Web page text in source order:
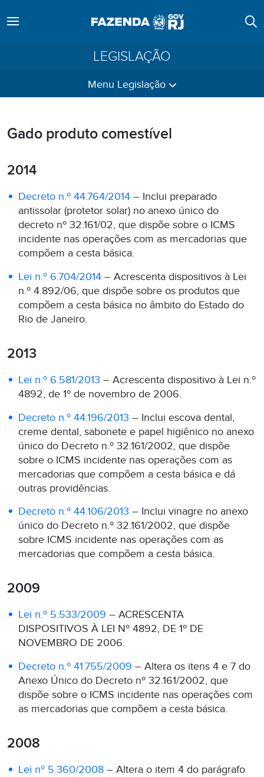
LEGISLAÇÃO
Menu Legislação
Gado produto comestível
2014
Decreto n.º 44.764/2014 – Inclui preparado
antissolar (protetor solar) no anexo único do
decreto nº 32.161/02, que dispõe sobre o ICMS
incidente nas operações com as mercadorias que
compõem a cesta básica.
Lei n.º 6.704/2014 – Acrescenta dispositivos à Lei
n.º 4.892/06, que dispõe sobre os produtos que
compõem a cesta básica no âmbito do Estado do
Rio de Janeiro.
2013
Lei n.º 6.581/2013 – Acrescenta dispositivo à Lei n.º
4892, de 1º de novembro de 2006.
Decreto n.º 44.196/2013 – Inclui escova dental,
creme dental, sabonete e papel higiênico no anexo
único do Decreto n.º 32.161/2002, que dispõe
sobre o ICMS incidente nas operações com as
mercadorias que compõem a cesta básica e dá
outras providências.
Decreto n.º 44.106/2013 – Inclui vinagre no anexo
único do Decreto n.º 32.161/2002, que dispõe
sobre ICMS incidente nas operações com as
mercadorias que compõem a cesta básica.
2009
Lei n.º 5.533/2009 – ACRESCENTA
DISPOSITIVOS À LEI Nº 4892, DE 1º DE
NOVEMBRO DE 2006.
Decreto n.º 41.755/2009 – Altera os itens 4 e 7 do
Anexo Único do Decreto nº 32.161/2002, que
dispõe sobre o ICMS incidente nas operações com
as mercadorias que compõem a cesta básica.
2008
Lei nº 5.360/2008 – Altera o item 4 do parágrafo